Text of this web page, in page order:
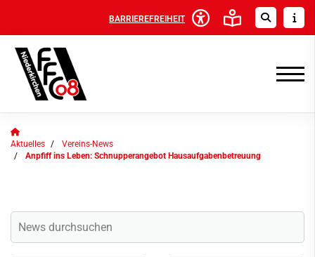
BARRIEREFREIHEIT
Aktuelles
Vereins-News
Anpfiff ins Leben: Schnupperangebot Hausaufgabenbetreuung